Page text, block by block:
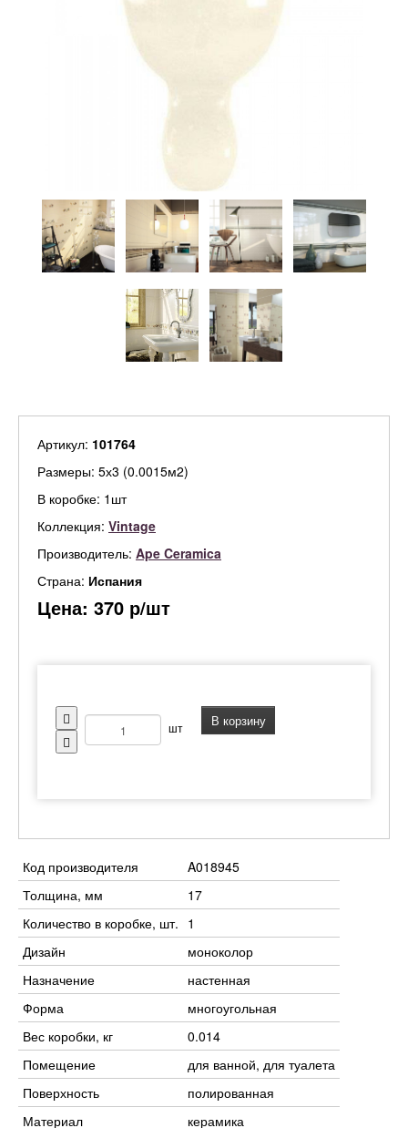
Артикул: 101764
Размеры: 5х3 (0.0015м2)
В коробке: 1шт
Коллекция: Vintage
Производитель: Ape Ceramica
Страна: Испания
Цена: 370 р/шт
шт В корзину
Код производителя
A018945
Толщина, мм
17
Количество в коробке, шт. 1
Дизайн
моноколор
Назначение
настенная
Форма
многоугольная
Вес коробки, кг
0.014
Помещение
для ванной, для туалета
Поверхность
полированная
Материал
керамика